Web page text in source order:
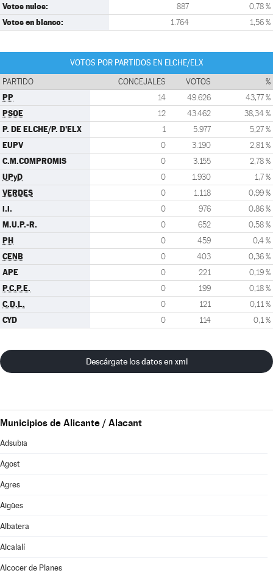
Votos nulos: 887 0,78 %
Votos en blanco: 1.764 1,56 %
VOTOS POR PARTIDOS EN ELCHE/ELX
PARTIDO CONCEJALES VOTOS %
PP 14 49.626 43,77 %
PSOE 12 43.462 38,34 %
P. DE ELCHE/P. D'ELX 1 5.977 5,27 %
EUPV 0 3.190 2,81 %
C.M.COMPROMIS 0 3.155 2,78 %
UPyD 0 1.930 1,7 %
VERDES 0 1.118 0,99 %
i.i. 0 976 0,86 %
M.U.P.-R. 0 652 0,58 %
PH 0 459 0,4 %
CENB 0 403 0,36 %
APE 0 221 0,19 %
P.C.P.E. 0 199 0,18 %
C.D.L. 0 121 0,11 %
CYD 0 114 0,1 %
Descárgate los datos en xml
Municipios de Alicante / Alacant
Adsubia
Agost
Agres
Aigües
Albatera
Alcalalí
Alcocer de Planes